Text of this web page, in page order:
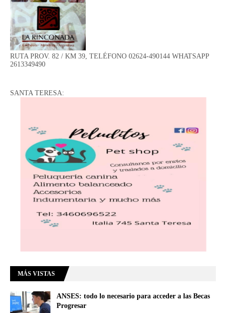
RUTA PROV. 82 / KM 39, TELÉFONO 02624-490144 WHATSAPP
2613349490
SANTA TERESA:
MÁS VISTAS
ANSES: todo lo necesario para acceder a las Becas
Progresar